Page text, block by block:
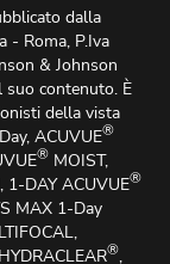
dalla
- Roma, P.Iva
& Johnson
suo contenuto. È
della vista
ACUVUE®
® MOIST,
1-DAY ACUVUE®
MAX 1-Day
®,